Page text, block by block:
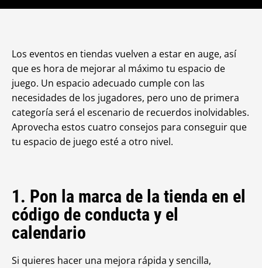
Los eventos en tiendas vuelven a estar en auge, así
que es hora de mejorar al máximo tu espacio de
juego. Un espacio adecuado cumple con las
necesidades de los jugadores, pero uno de primera
categoría será el escenario de recuerdos inolvidables.
Aprovecha estos cuatro consejos para conseguir que
tu espacio de juego esté a otro nivel.
1. Pon la marca de la tienda en el
código de conducta y el
calendario
Si quieres hacer una mejora rápida y sencilla,